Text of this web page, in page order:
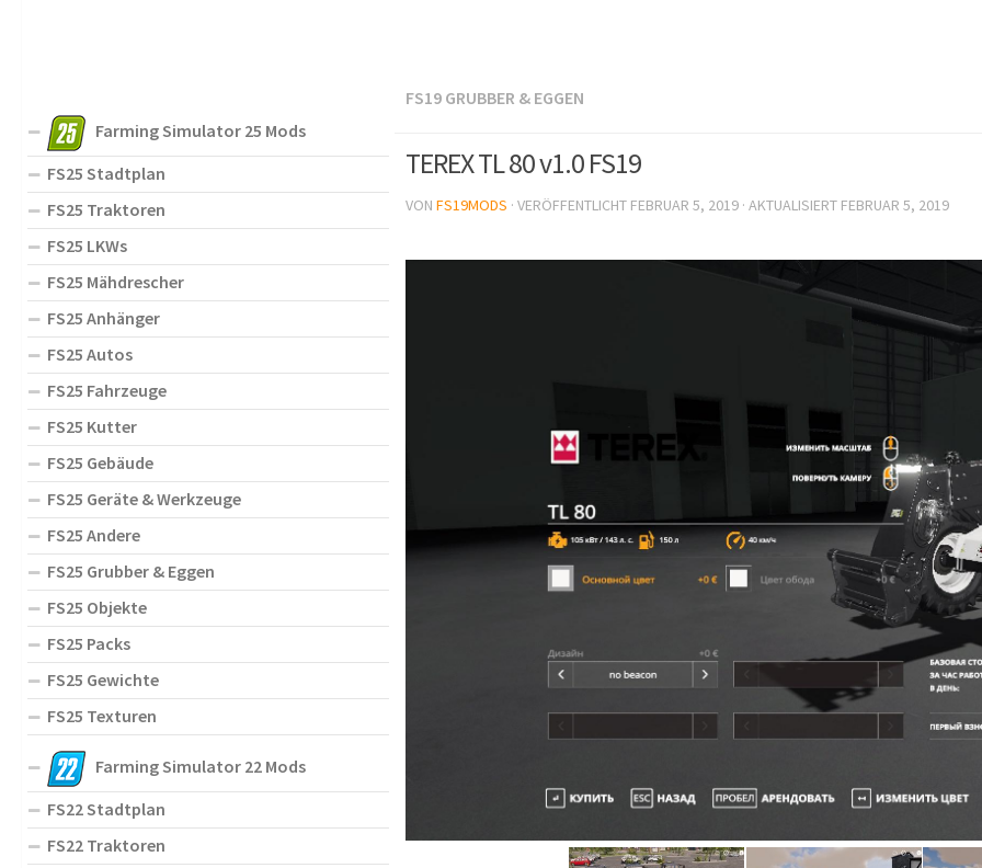
FS19 GRUBBER & EGGEN
TEREX TL 80 v1.0 FS19
VON FS19MODS · VERÖFFENTLICHT FEBRUAR 5, 2019 · AKTUALISIERT FEBRUAR 5, 2019
Farming Simulator 25 Mods
FS25 Stadtplan
FS25 Traktoren
FS25 LKWs
FS25 Mähdrescher
FS25 Anhänger
FS25 Autos
FS25 Fahrzeuge
FS25 Kutter
FS25 Gebäude
FS25 Geräte & Werkzeuge
FS25 Andere
FS25 Grubber & Eggen
FS25 Objekte
FS25 Packs
FS25 Gewichte
FS25 Texturen
Farming Simulator 22 Mods
FS22 Stadtplan
FS22 Traktoren